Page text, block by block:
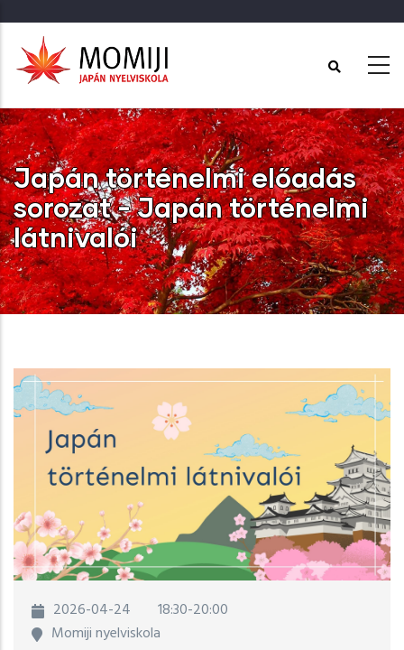
tartalomra
Japán történelmi előadás
sorozat - Japán történelmi
látnivalói
Címlap -
Japán történelmi előadás sorozat - Japán történelmi
látnivalói
2026-04-24
18:30-20:00
Momiji nyelviskola